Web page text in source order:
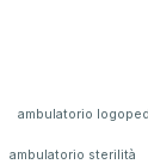
ambulatorio
ambulatorio sterilità